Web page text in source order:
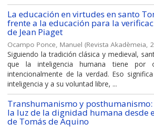
La educación en virtudes en santo
frente a la educación para la
de Jean Piaget
Ocampo Ponce, Manuel (Revista Akadèmeia,
Siguiendo la tradición clásica y medieval,
que la inteligencia humana tiene por
intencionalmente de la verdad. Eso
inteligencia y a su voluntad libre, ...
Transhumanismo y
la luz de la dignidad humana desde
de Tomás de Aquino